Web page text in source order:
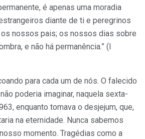
é apenas uma moradia
diante de ti e peregrinos
nossos pais; os nossos dias sobre
e não há permanência.” (I
para cada um de nós. O falecido
poderia imaginar, naquela sexta-
enquanto tomava o desjejum, que,
na eternidade. Nunca sabemos
momento. Tragédias como a